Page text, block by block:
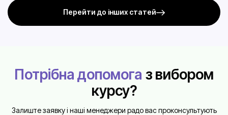
Перейти до інших статей
Потрібна допомога з вибором
курсу?
Залиште заявку і наші менеджери радо вас проконсультують